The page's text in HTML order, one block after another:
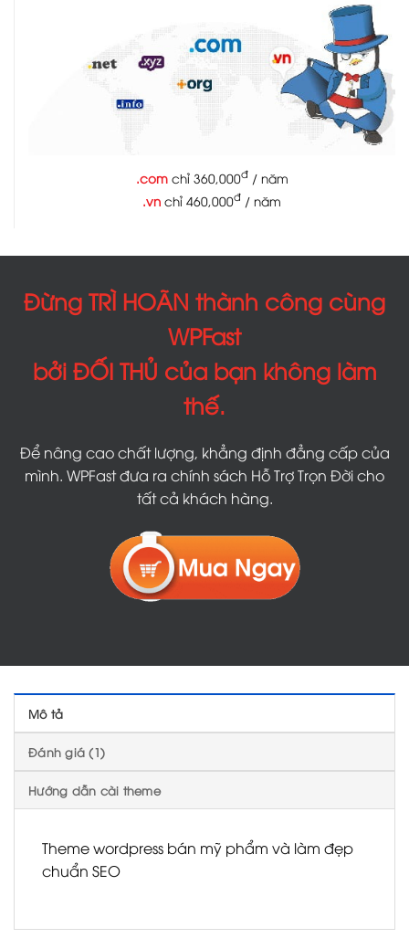
.comchỉ 360,000đ/ năm
.vn chỉ 460,000đ / năm
Đừng TRÌ HOÃN thành công cùng
WPFast
bởi ĐỐI THỦ của bạn không làm
thế.
Để nâng cao chất lượng, khẳng định đẳng cấp của
mình. WPFast đưa ra chính sách Hỗ Trợ Trọn Đời cho
tất cả khách hàng.
Mô tả
Đánh giá (1)
Hướng dẫn cài theme
Theme wordpress bán mỹ phẩm và làm đẹp
chuẩn SEO